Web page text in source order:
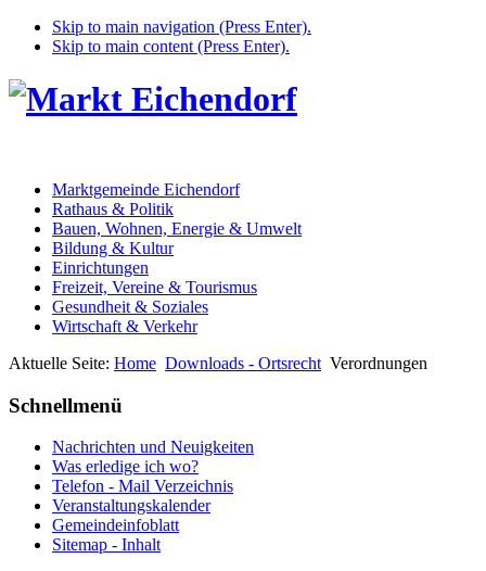
Skip to main navigation (Press Enter).
Skip to main content (Press Enter).
Marktgemeinde Eichendorf
Rathaus & Politik
Bauen, Wohnen, Energie & Umwelt
Bildung & Kultur
Einrichtungen
Freizeit, Vereine & Tourismus
Gesundheit & Soziales
Wirtschaft & Verkehr
Aktuelle Seite: Home Downloads - Ortsrecht Verordnungen
Schnellmenü
Nachrichten und Neuigkeiten
Was erledige ich wo?
Telefon - Mail Verzeichnis
Veranstaltungskalender
Gemeindeinfoblatt
Sitemap - Inhalt